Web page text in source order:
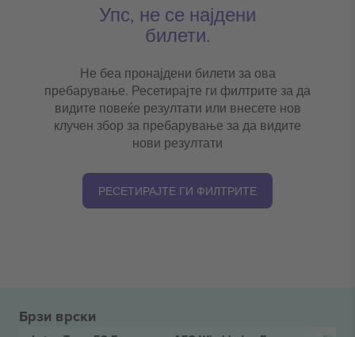
Упс, не се најдени
билети.
Не беа пронајдени билети за ова
пребарување. Ресетирајте ги филтрите за да
видите повеќе резултати или внесете нов
клучен збор за пребарување за да видите
нови резултати
РЕСЕТИРАЈТЕ ГИ ФИЛТРИТЕ
Брзи врски